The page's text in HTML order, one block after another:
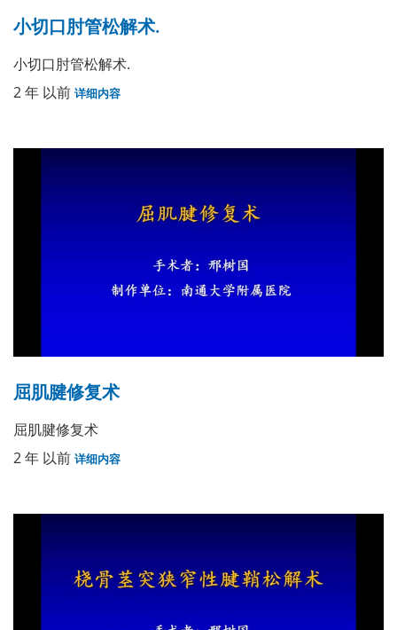
小切口肘管松解术.
小切口肘管松解术.
2 年 以前 详细内容
屈肌腱修复术
屈肌腱修复术
2 年 以前 详细内容